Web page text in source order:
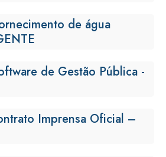
de água
de Gestão Pública -
Imprensa Oficial –